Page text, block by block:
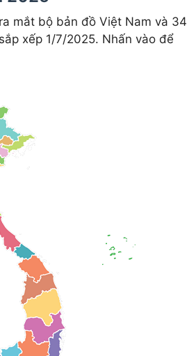
mắt bộ bản đồ Việt Nam và 34
xếp 1/7/2025. Nhấn vào để